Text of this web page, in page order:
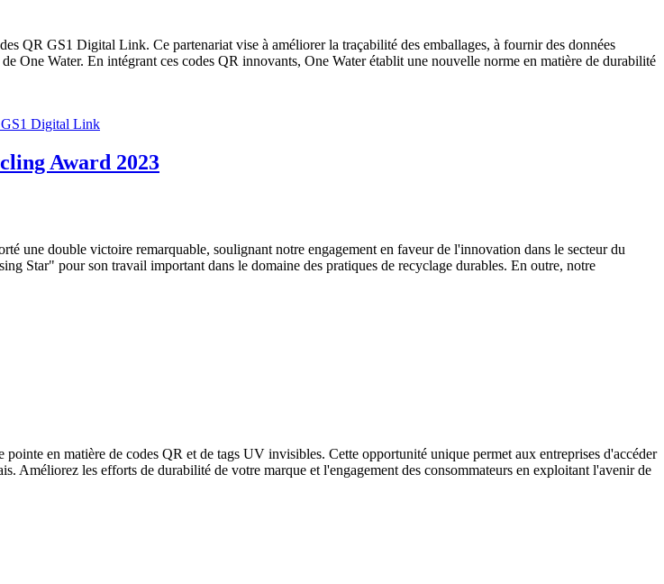
QR GS1 Digital Link. Ce partenariat vise à améliorer la traçabilité des emballages, à fournir des données
One Water. En intégrant ces codes QR innovants, One Water établit une nouvelle norme en matière de durabilité
Award 2023
une double victoire remarquable, soulignant notre engagement en faveur de l'innovation dans le secteur du
Star" pour son travail important dans le domaine des pratiques de recyclage durables. En outre, notre
en matière de codes QR et de tags UV invisibles. Cette opportunité unique permet aux entreprises d'accéder
Améliorez les efforts de durabilité de votre marque et l'engagement des consommateurs en exploitant l'avenir de